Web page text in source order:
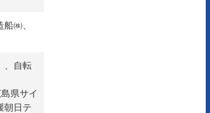
㈱、
、自転
県サイ
朝日テ